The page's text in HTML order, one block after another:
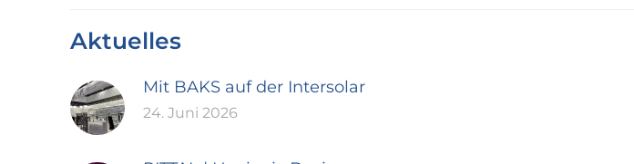
Aktuelles
Mit BAKS auf der Intersolar
24. Juni 2026